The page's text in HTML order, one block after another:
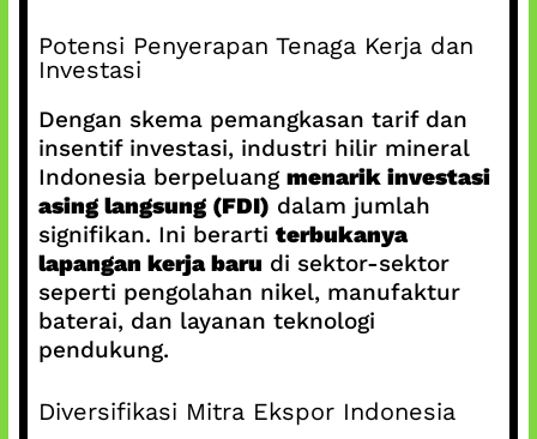
Potensi Penyerapan Tenaga Kerja dan
Investasi
Dengan skema pemangkasan tarif dan
insentif investasi, industri hilir mineral
Indonesia berpeluang menarik investasi
asing langsung (FDI) dalam jumlah
signifikan. Ini berarti terbukanya
lapangan kerja baru di sektor-sektor
seperti pengolahan nikel, manufaktur
baterai, dan layanan teknologi
pendukung.
Diversifikasi Mitra Ekspor Indonesia